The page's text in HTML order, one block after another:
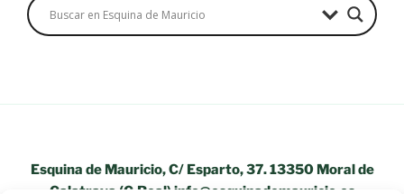
Esquina de Mauricio, C/ Esparto, 37. 13350 Moral de